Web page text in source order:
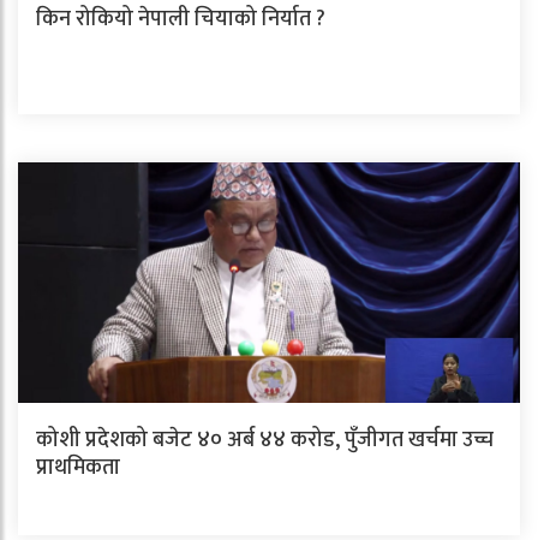
किन रोकियो नेपाली चियाको निर्यात ?
कोशी प्रदेशको बजेट ४० अर्ब ४४ करोड, पुँजीगत खर्चमा उच्च
प्राथमिकता